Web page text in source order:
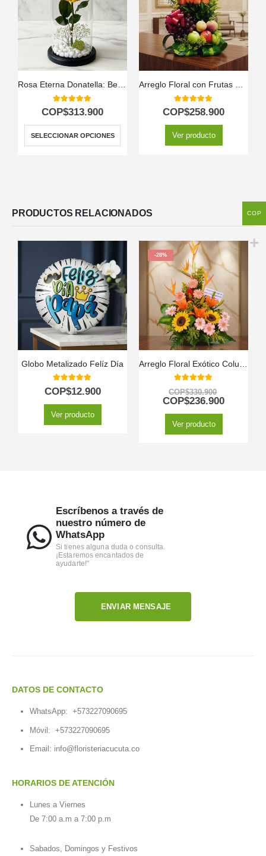
Rosa Eterna Donatella: Belleza Inmortal en Domo de Cristal 🌹
5.00out of 5
COP$313.900
SELECCIONAR OPCIONES
Arreglo Floral con Frutas Salak
5.00out of 5
COP$258.900
Ver producto
PRODUCTOS RELACIONADOS
Globo Metalizado Felíz Día
5.00out of 5
COP$12.900
Ver producto
-28%
5.00
COP$330.900
COP$236.900
Ver producto
Escríbenos a través de
nuestro número de
WhatsApp
Si tienes alguna duda o consulta.
¡Estaremos encantados de
ayudarte!"
ENVIAR MENSAJE
DATOS DE CONTACTO
WhatsApp: +573227090695
Móvil: +573227090695
Email: info@floristeriacucuta.co
HORARIOS DE ATENCIÓN
Lunes a Viernes
De 7:00 a.m a 7:00 p.m
Sabados, Domingos y Festivos
COP